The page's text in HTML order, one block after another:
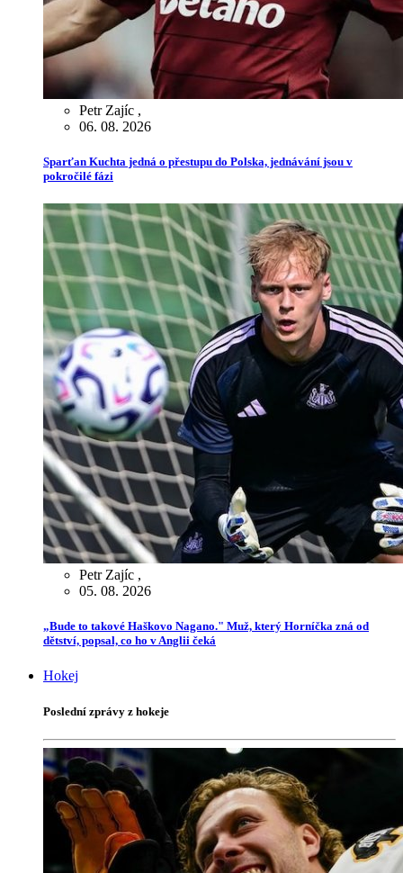
Petr Zajíc ,
06. 08. 2026
Sparťan Kuchta jedná o přestupu do Polska, jednávání jsou v
pokročilé fázi
Petr Zajíc ,
05. 08. 2026
„Bude to takové Haškovo Nagano." Muž, který Horníčka zná od
dětství, popsal, co ho v Anglii čeká
Hokej
Poslední zprávy z hokeje